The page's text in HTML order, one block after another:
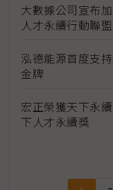
大數據公司宣布
人才永續行動聯盟
泓德能源首度支
金牌
宏正榮獲天下永
下人才永續獎